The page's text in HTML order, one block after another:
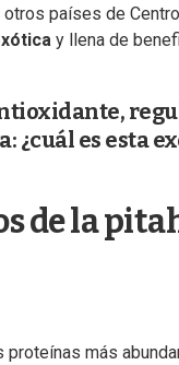
países de
y llena de
¿cuál es esta
de la
proteínas más